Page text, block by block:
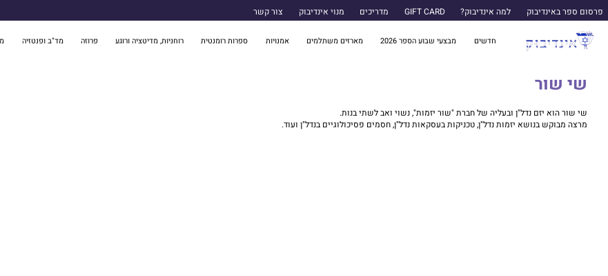
פרסום ספר באינדיבוק למה אינדיבוק? GIFT CARD מדריכים מנוי אינדיבוק צור קשר
חדשים מבצעי שבוע הספר 2026 מארזים משתלמים אמנויות ספרות רומנטית רוחניות, מדיטציה ורוגע פרוזה מד"ב ופנטזיה
שי שור
שי שור הוא יזם נדל"ן ובעליה של חברת "שור יזמות", נשוי ואב לשתי בנות.
מרצה מבוקש בנושא יזמות נדל"ן, טכניקות בעסקאות נדל"ן, חסמים פסיכולוגיים בנדל"ן ועוד.